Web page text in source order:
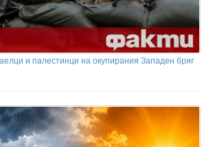
и палестинци на окупирания Западен бряг